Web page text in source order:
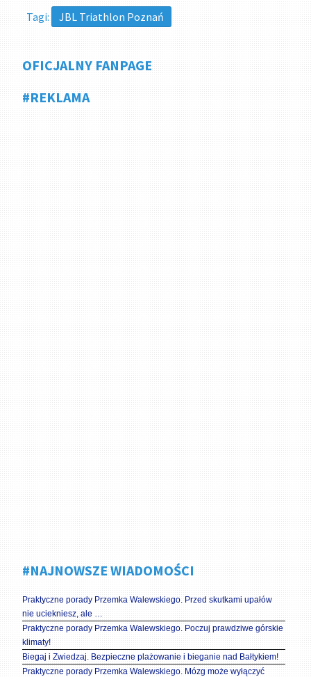
Tagi: JBL Triathlon Poznań
OFICJALNY FANPAGE
#REKLAMA
#NAJNOWSZE WIADOMOŚCI
Praktyczne porady Przemka Walewskiego. Przed skutkami upałów
nie uciekniesz, ale …
Praktyczne porady Przemka Walewskiego. Poczuj prawdziwe górskie
klimaty!
Biegaj i Zwiedzaj. Bezpieczne plażowanie i bieganie nad Bałtykiem!
Praktyczne porady Przemka Walewskiego. Mózg może wyłączyć